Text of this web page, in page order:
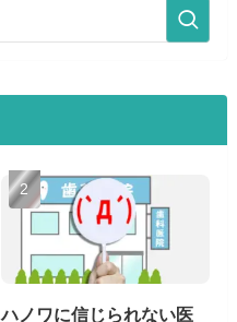
ハノワに信じられない医